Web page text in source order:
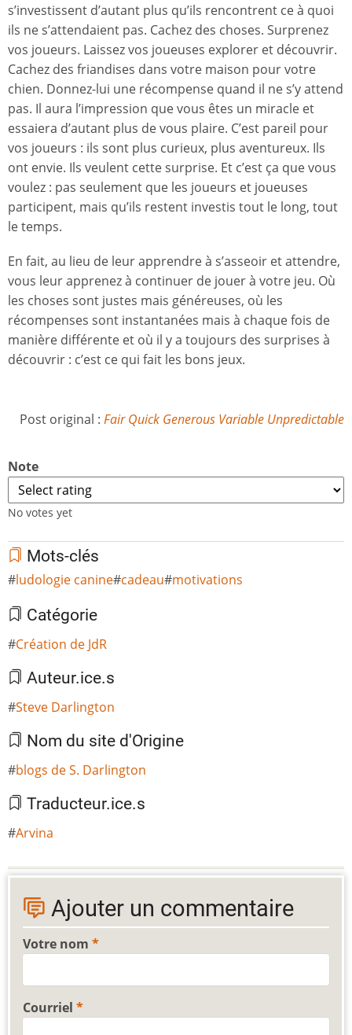
s’investissent d’autant plus qu’ils rencontrent ce à quoi
ils ne s’attendaient pas. Cachez des choses. Surprenez
vos joueurs. Laissez vos joueuses explorer et découvrir.
Cachez des friandises dans votre maison pour votre
chien. Donnez-lui une récompense quand il ne s’y attend
pas. Il aura l’impression que vous êtes un miracle et
essaiera d’autant plus de vous plaire. C’est pareil pour
vos joueurs : ils sont plus curieux, plus aventureux. Ils
ont envie. Ils veulent cette surprise. Et c’est ça que vous
voulez : pas seulement que les joueurs et joueuses
participent, mais qu’ils restent investis tout le long, tout
le temps.
En fait, au lieu de leur apprendre à s’asseoir et attendre,
vous leur apprenez à continuer de jouer à votre jeu. Où
les choses sont justes mais généreuses, où les
récompenses sont instantanées mais à chaque fois de
manière différente et où il y a toujours des surprises à
découvrir : c’est ce qui fait les bons jeux.
Post original : Fair Quick Generous Variable Unpredictable
Note
No votes yet
Mots-clés
ludologie canine cadeau motivations
Catégorie
Création de JdR
Auteur.ice.s
Steve Darlington
Nom du site d'Origine
blogs de S. Darlington
Traducteur.ice.s
Arvina
Ajouter un commentaire
Votre nom
Courriel